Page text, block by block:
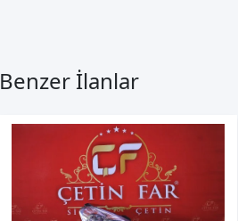
Benzer İlanlar